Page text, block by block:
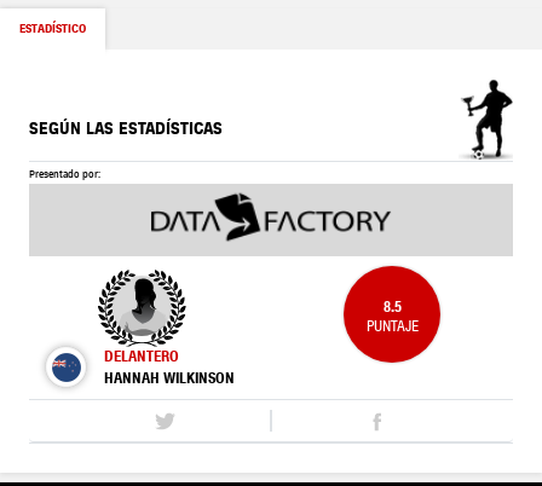
ESTADÍSTICO
SEGÚN LAS ESTADÍSTICAS
Presentado por:
DELANTERO
HANNAH WILKINSON
8.5
PUNTAJE